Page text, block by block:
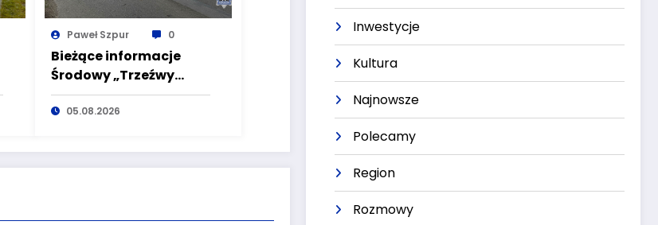
Paweł Szpur 0
Bieżące informacje
Środowy „Trzeźwy
poranek” bez
nietrzeźwych
05.08.2026
Inwestycje
Kultura
Najnowsze
Polecamy
Region
Rozmowy